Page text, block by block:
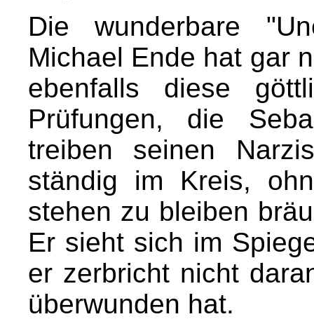
Die wunderbare
Michael Ende hat gar
ebenfalls diese
Prüfungen, die
treiben seinen
ständig im Kreis,
stehen zu bleiben
Er sieht sich im
er zerbricht nicht
überwunden hat.